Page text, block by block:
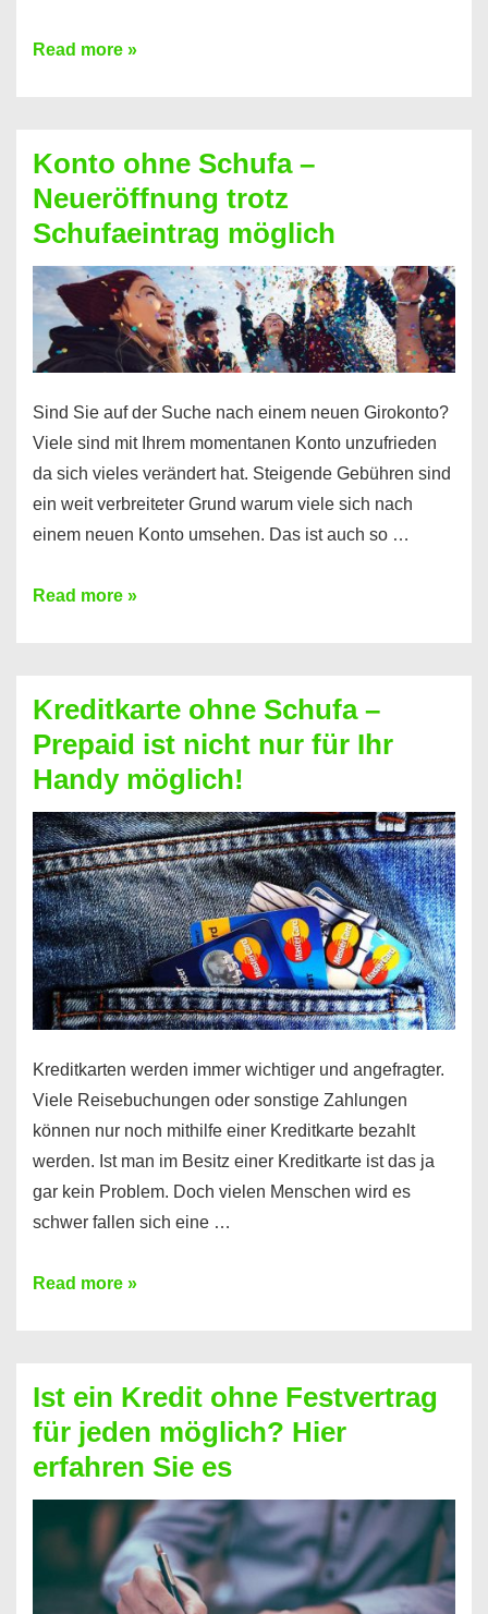
Mit
Sie
einen
Kredit
ohne
Einkommensnachweis
Read more »
Konto ohne Schufa –
Neueröffnung trotz
Schufaeintrag möglich
Sind Sie auf der Suche nach einem neuen Girokonto?
Viele sind mit Ihrem momentanen Konto unzufrieden
da sich vieles verändert hat. Steigende Gebühren sind
ein weit verbreiteter Grund warum viele sich nach
einem neuen Konto umsehen. Das ist auch so …
Konto
Neueröffnung
trotz
Schufaeintrag
möglich
Read more »
Kreditkarte ohne Schufa –
Prepaid ist nicht nur für Ihr
Handy möglich!
Kreditkarten werden immer wichtiger und angefragter.
Viele Reisebuchungen oder sonstige Zahlungen
können nur noch mithilfe einer Kreditkarte bezahlt
werden. Ist man im Besitz einer Kreditkarte ist das ja
gar kein Problem. Doch vielen Menschen wird es
schwer fallen sich eine …
Kreditkarte
Prepaid
ist
nicht
nur
für
Handy
Read more »
Ist ein Kredit ohne Festvertrag
für jeden möglich? Hier
erfahren Sie es